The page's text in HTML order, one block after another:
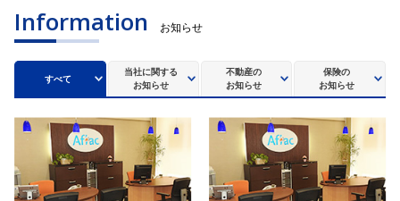
保険のお客さま
企業情報
アクセス
ご予約フォーム
お問い合わせ
Information お知らせ
すべて
当社に関する
お知らせ
不動産の
お知らせ
保険の
お知らせ